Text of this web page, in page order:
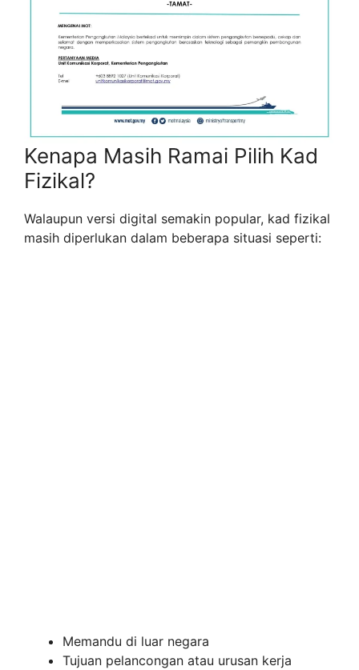
Kenapa Masih Ramai Pilih Kad
Fizikal?
Walaupun versi digital semakin popular, kad fizikal
masih diperlukan dalam beberapa situasi seperti:
Memandu di luar negara
Tujuan pelancongan atau urusan kerja